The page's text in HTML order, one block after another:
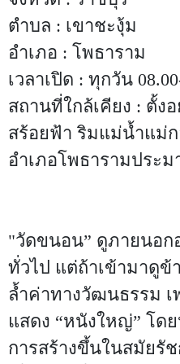
ตำบล : เขาชะงุ้ม
อำเภอ : โพธาราม
เวลาเปิด : ทุกวัน
สถานที่ใกล้เคียง : ตั้ง
สร้อยฟ้า ริมแม่น้ำแม่ก
อำเภอโพธารามประ
"วัดขนอน” ดูภายนอก
ทั่วไป แต่ถ้าเข้ามาดูข้
ล้ำค่าทางวัฒนธรรม
แสดง “หนังใหญ่” โด
การสร้างขึ้นในสมัยรั